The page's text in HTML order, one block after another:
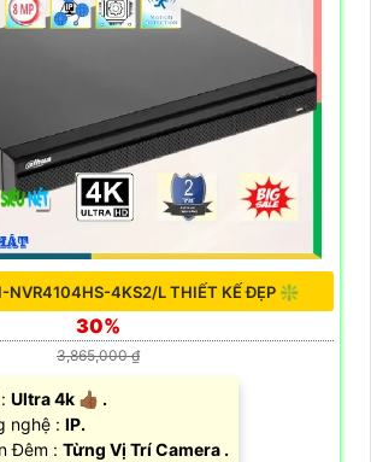
NVR4104HS-4KS2/L THIẾT KẾ ĐẸP ❇
30%
3,865,000 ₫
Ultra 4k 👍🏾 .
nghệ : IP.
Đêm : Từng Vị Trí Camera .